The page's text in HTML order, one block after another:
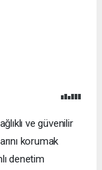
ve güvenilir
korumak
denetim